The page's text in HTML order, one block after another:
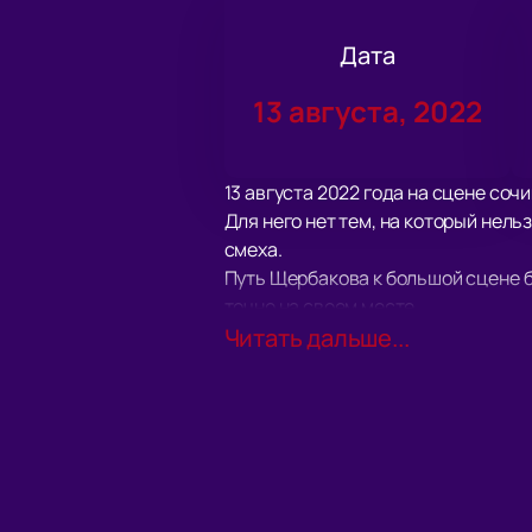
Дата
13 августа, 2022
13 августа 2022 года на сцене
Для него нет тем, на который
смеха.
Путь Щербакова к большой сцене
точно на своем месте.
Дебют в «Comedy Баттл» не дал
Параллельно с этим артист
Читать дальше...